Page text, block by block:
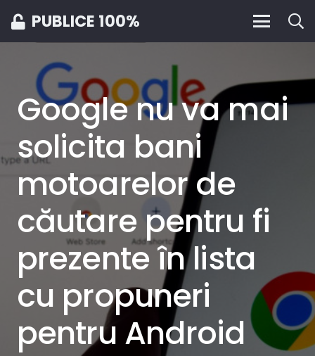
PUBLICE 100%
Google nu va mai
solicita bani
motoarelor de
căutare pentru fi
prezente în lista
cu propuneri
pentru Android